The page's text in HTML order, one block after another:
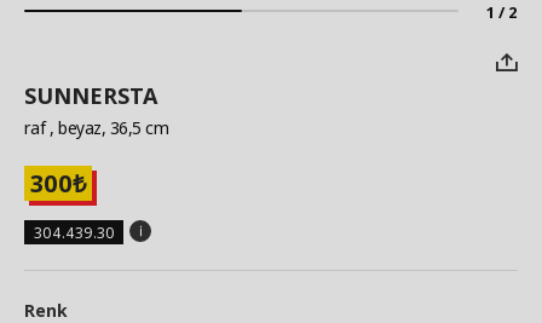
1 / 2
SUNNERSTA
raf, beyaz, 36,5 cm
300₺
304.439.30
Renk